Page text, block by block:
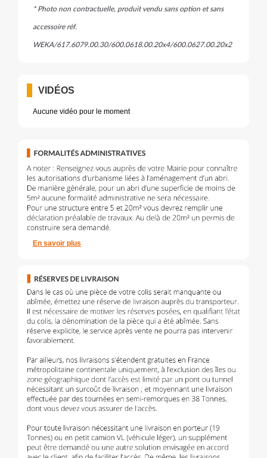
* Photo non contractuelle, produit vendu sans option et sans
accessoire réf.
WEKA/617.6079.00.30/600.0618.00.20x4/600.0627.00.20x2
VIDÉOS
Aucune vidéo pour le moment
En savoir plus